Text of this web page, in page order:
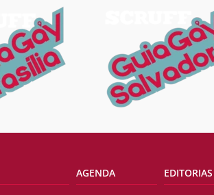
AGENDA EDITORIAS